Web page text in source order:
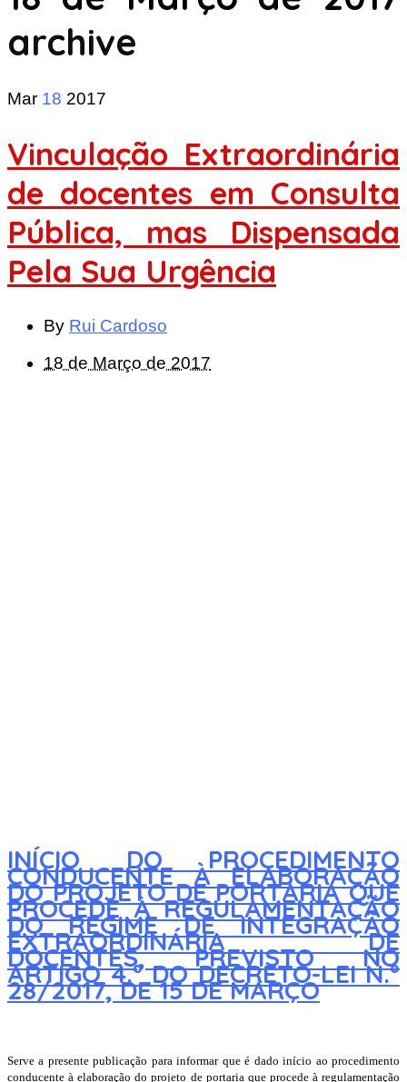
archive
Mar 18 2017
Vinculação Extraordinária
de docentes em Consulta
Pública, mas Dispensada
Pela Sua Urgência
By Rui Cardoso
18 de Março de 2017
INÍCIO DO PROCEDIMENTO
CONDUCENTE À ELABORAÇÃO
DO PROJETO DE PORTARIA QUE
PROCEDE À REGULAMENTAÇÃO
DO REGIME DE INTEGRAÇÃO
EXTRAORDINÁRIA DE
DOCENTES, PREVISTO NO
ARTIGO 4.º DO DECRETO-LEI N.º
28/2017, DE 15 DE MARÇO
Serve a presente publicação para informar que é dado início ao procedimento
conducente à elaboração do projeto de portaria que procede à regulamentação